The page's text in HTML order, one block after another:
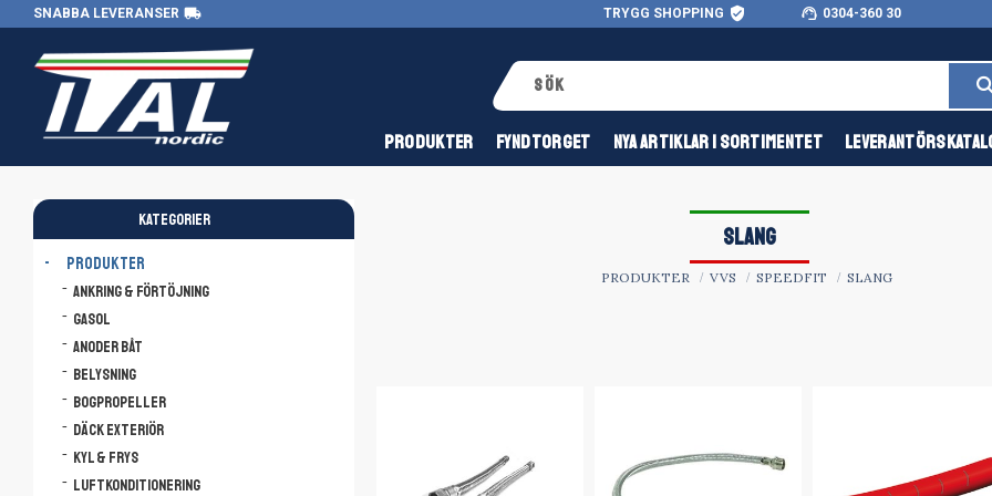
SNABBA LEVERANSER local_shipping TRYGG SHOPPING verified_user support_agent 0304-360 30
PRODUKTER FYNDTORGET NYA ARTIKLAR I SORTIMENTET
SLANG
PRODUKTER VVS SPEEDFIT SLANG
KATEGORIER
PRODUKTER
Ankring & Förtöjning
Gasol
Anoder båt
Belysning
Bogpropeller
Däck Exteriör
Kyl & Frys
Luftkonditionering